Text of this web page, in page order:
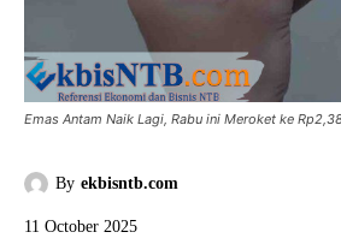
Emas Antam Naik Lagi, Rabu ini Meroket ke
By ekbisntb.com
11 October 2025